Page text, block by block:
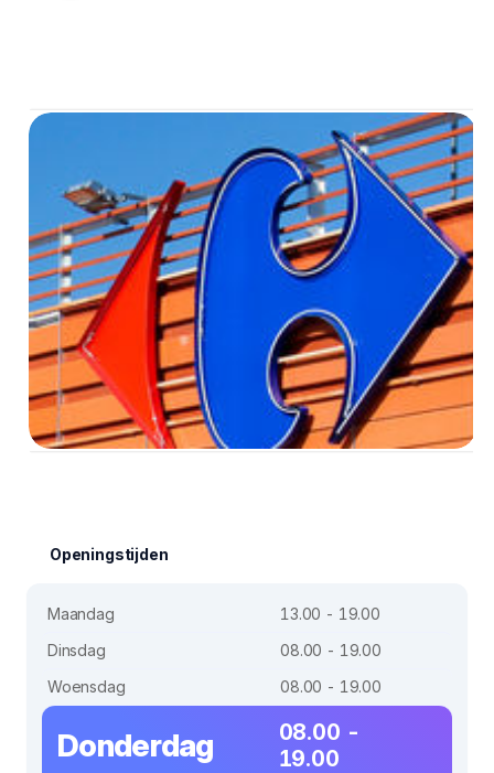
Openingstijden
Maandag
13.00 - 19.00
Dinsdag
08.00 - 19.00
Woensdag
08.00 - 19.00
Donderdag
08.00 -
19.00